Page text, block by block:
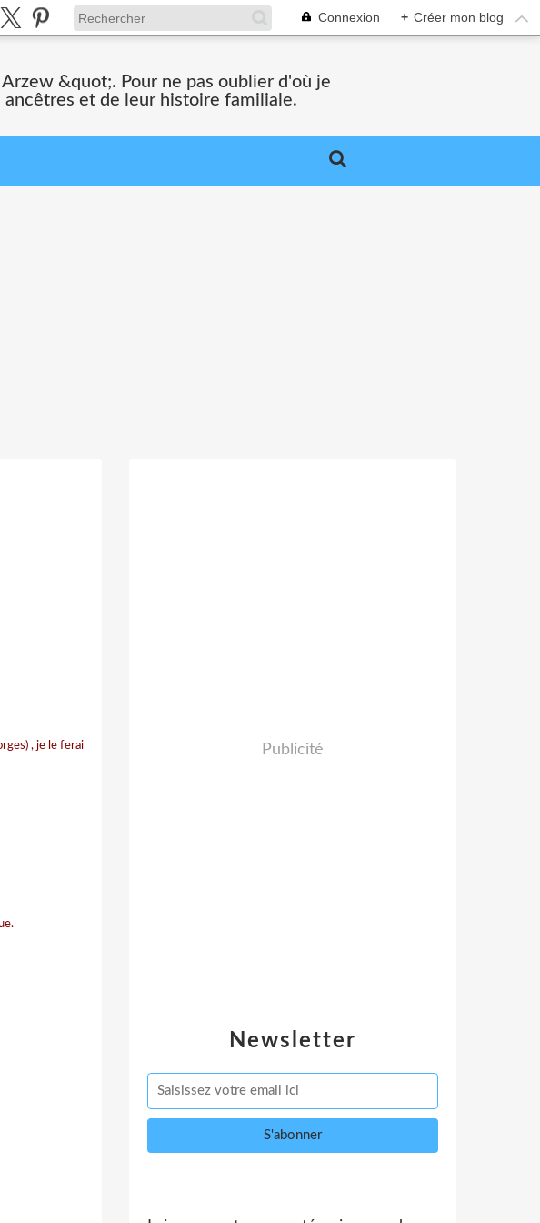
Connexion + Créer mon blog
&quot;. Pour ne pas oublier d'où je
et de leur histoire familiale.
, je le ferai
Newsletter
Publicité